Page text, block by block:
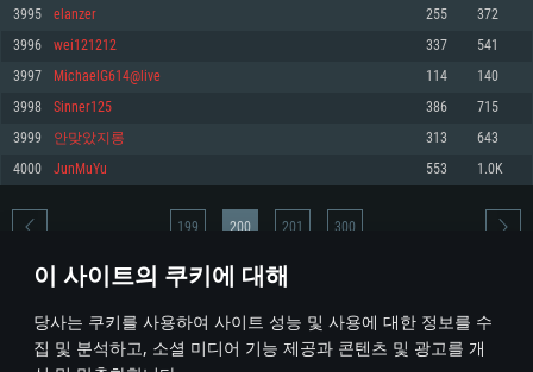
이 사이트의 쿠키에 대해
당사는 쿠키를 사용하여 사이트 성능 및 사용에 대한 정보를 수
집 및 분석하고, 소셜 미디어 기능 제공과 콘텐츠 및 광고를 개
권장 사양
570 혹은 그 이상
여유 저장 공간: 62.2 GB (전체 클라이언트)
권장 사양
네트워크: 브로드밴드 인터넷
여유 저장 공간: 62.2 GB (전체 클라이언트)
권장 사양
운영체제: Ubuntu 20.04 64bit
프로세서: Intel Core i7
메모리: 16 GB
그래픽 카드: Vulkan 을 지원하고, 최신 그래픽 드라이버를 지원하는 NVIDIA
1060 (6개월 미만) 혹은 그와 동급의 성능을 가지며 최신 그래픽 드라이버를
지원하는 AMD RX 570 (6개월 미만; 최소사양 지원 해상도 720p) 이상
여유 저장 공간: 62.2 GB (전체 클라이언트)
3995 elanzer 255 372
3996 wei121212 337 541
3997 MichaelG614@live 114 140
3998 Sinner125 386 715
3999 안맞았지롱 313 643
4000 JunMuYu 553 1.0K
* 순위표는 매일 1회 갱신됩니다
199 200 201 300